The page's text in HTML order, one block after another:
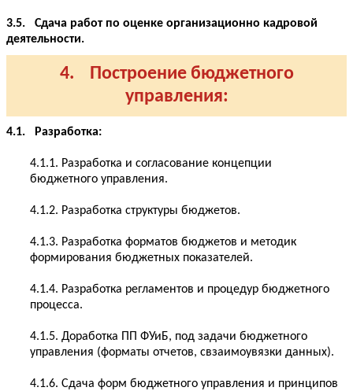
3.5. Сдача работ по оценке организационно кадровой
деятельности.
4. Построение бюджетного
управления:
4.1. Разработка:
4.1.1. Разработка и согласование концепции
бюджетного управления.
4.1.2. Разработка структуры бюджетов.
4.1.3. Разработка форматов бюджетов и методик
формирования бюджетных показателей.
4.1.4. Разработка регламентов и процедур бюджетного
процесса.
4.1.5. Доработка ПП ФУиБ, под задачи бюджетного
управления (форматы отчетов, свзаимоувязки данных).
4.1.6. Сдача форм бюджетного управления и принципов